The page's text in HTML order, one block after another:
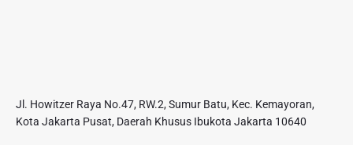
Jl. Howitzer Raya No.47, RW.2, Sumur Batu, Kec. Kemayoran,
Kota Jakarta Pusat, Daerah Khusus Ibukota Jakarta 10640